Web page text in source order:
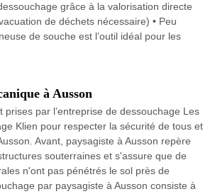
grâce à la valorisation directe
de déchets nécessaire) • Peu
de souche est l’outil idéal pour les
à Ausson
prises par l’entreprise de dessouchage Les
Klien pour respecter la sécurité de tous et
Avant, paysagiste à Ausson repère
souterraines et s'assure que de
n'ont pas pénétrés le sol près de
par paysagiste à Ausson consiste à